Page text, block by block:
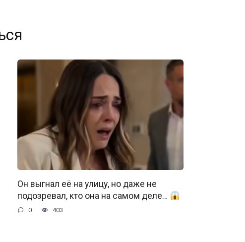
Он выгнал её на улицу, но даже не
подозревал, кто она на самом деле…
0 403